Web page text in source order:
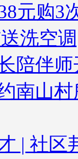
元购
洗空
陪伴
南山
| 社区